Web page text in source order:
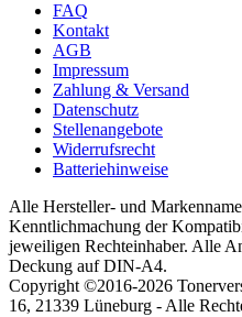
FAQ
Kontakt
AGB
Impressum
Zahlung & Versand
Datenschutz
Stellenangebote
Widerrufsrecht
Batteriehinweise
Alle Hersteller- und
Kenntlichmachung der
jeweiligen Rechteinhaber. Alle
Deckung auf DIN-A4.
Copyright ©2016-2026
16, 21339 Lüneburg - Alle